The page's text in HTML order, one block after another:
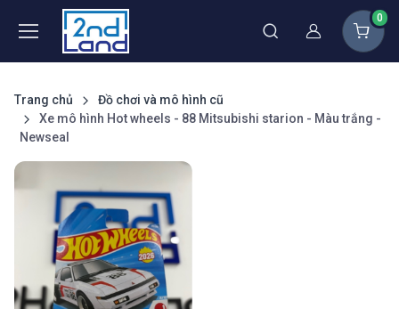
Thành viên
0
Trang chủ
Đồ chơi và mô hình cũ
Xe mô hình Hot wheels - 88 Mitsubishi starion - Màu trắng -
Newseal